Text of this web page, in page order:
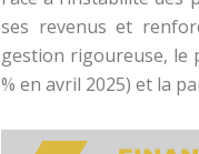
ses revenus et
gestion rigoureuse, le
% en avril 2025) et la